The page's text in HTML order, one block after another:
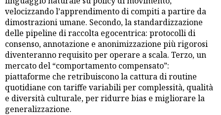
velocizzando l’apprendimento di compiti a partire da
dimostrazioni umane. Secondo, la standardizzazione
delle pipeline di raccolta egocentrica: protocolli di
consenso, annotazione e anonimizzazione più rigorosi
diventeranno requisito per operare a scala. Terzo, un
mercato del “comportamento compensato”:
piattaforme che retribuiscono la cattura di routine
quotidiane con tariffe variabili per complessità, qualità
e diversità culturale, per ridurre bias e migliorare la
generalizzazione.